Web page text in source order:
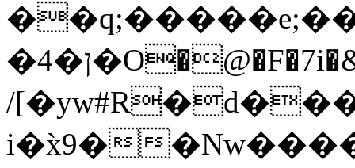
/
i�x̀9�